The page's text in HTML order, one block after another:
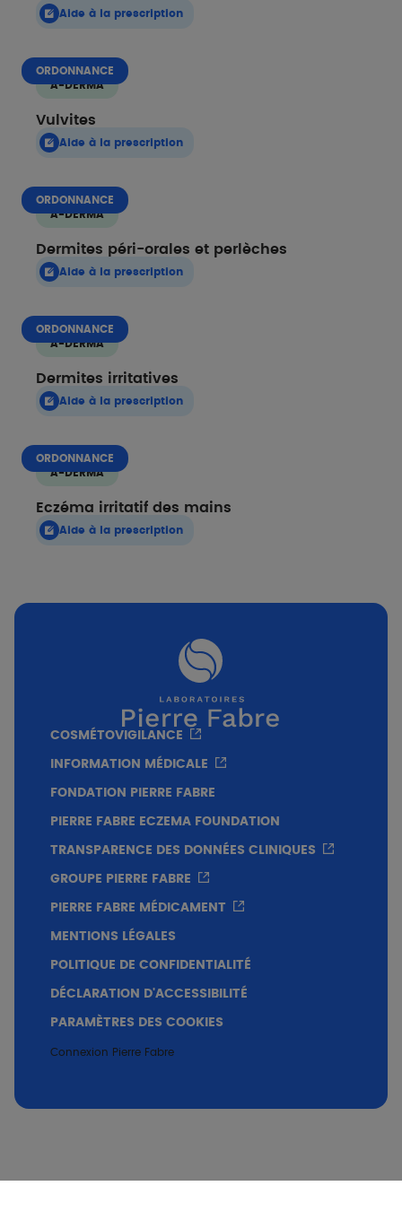
Aide à la prescription
ORDONNANCE
A-DERMA
Vulvites
Aide à la prescription
ORDONNANCE
A-DERMA
Dermites péri-orales et perlèches
Aide à la prescription
ORDONNANCE
A-DERMA
Dermites irritatives
Aide à la prescription
ORDONNANCE
A-DERMA
Eczéma irritatif des mains
Aide à la prescription
COSMÉTOVIGILANCE
INFORMATION MÉDICALE
FONDATION PIERRE FABRE
PIERRE FABRE ECZEMA FOUNDATION
TRANSPARENCE DES DONNÉES CLINIQUES
GROUPE PIERRE FABRE
PIERRE FABRE MÉDICAMENT
MENTIONS LÉGALES
POLITIQUE DE CONFIDENTIALITÉ
DÉCLARATION D'ACCESSIBILITÉ
PARAMÈTRES DES COOKIES
Connexion Pierre Fabre